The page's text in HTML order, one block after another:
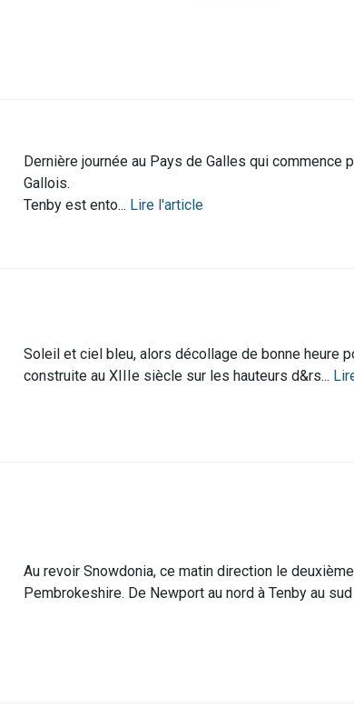
Dernière journée au Pays de Galles qui commence
Gallois.
Tenby est ento... Lire l'article
Soleil et ciel bleu, alors décollage de bonne heure
construite au XIIIe siècle sur les hauteurs d&rs...
Au revoir Snowdonia, ce matin direction le
Pembrokeshire. De Newport au nord à Tenby au